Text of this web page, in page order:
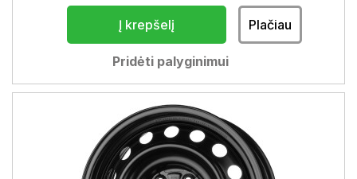
Į krepšelį Plačiau
Pridėti palyginimui